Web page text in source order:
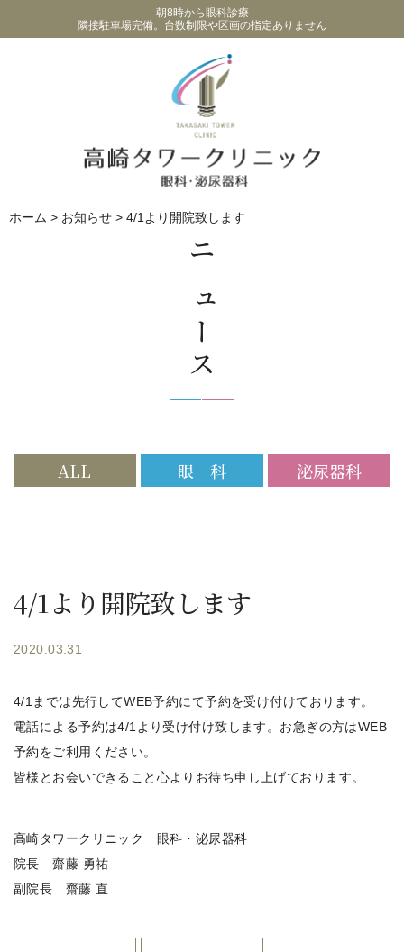
朝8時から眼科診療
隣接駐車場完備。台数制限や区画の指定ありません
ホーム > お知らせ > 4/1より開院致します
ニュース
ALL 眼 科 泌尿器科
4/1より開院致します
2020.03.31
4/1までは先行してWEB予約にて予約を受け付けております。
電話による予約は4/1より受け付け致します。お急ぎの方はWEB
予約をご利用ください。
皆様とお会いできること心よりお待ち申し上げております。
高崎タワークリニック 眼科・泌尿器科
院長 齋藤 勇祐
副院長 齋藤 直